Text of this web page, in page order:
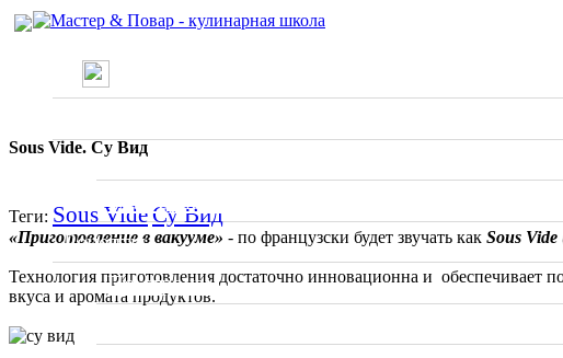
О проекте
Вводные занятия
Мастер классы
Рецепты
По странам
Су Вид. Sous Vide
Sous Vide. Су Вид
Теги: Sous VideСу Вид
«Приготовление в вакууме» - по французски будет звучать как Sous
Технология приготовления достаточно инновационна и обеспечивает
вкуса и аромата продуктов.